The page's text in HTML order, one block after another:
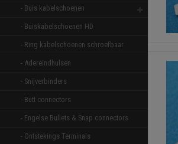
- Buis kabelschoenen
- Buiskabelschoenen HD
- Ring kabelschoenen schroefbaar
- Adereindhulsen
- Snijverbinders
- Butt connectors
- Engelse Bullets & Snap connectors
- Ontstekings Terminals